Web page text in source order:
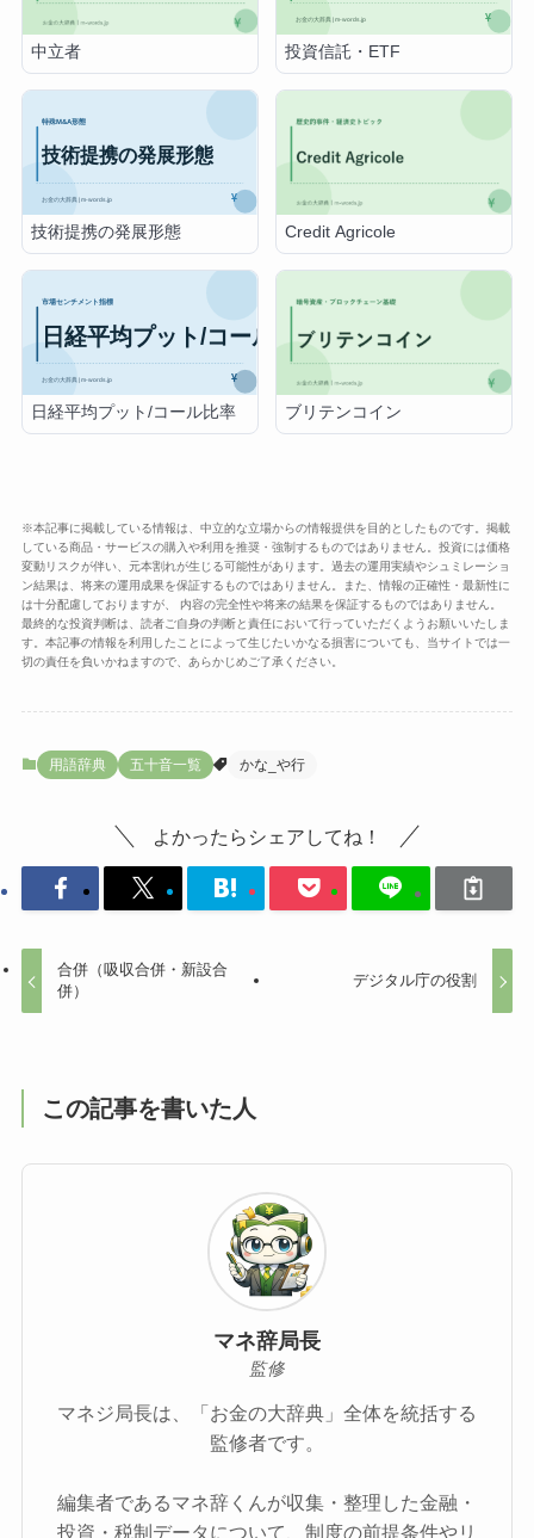
中立者 投資信託・ETF
技術提携の発展形態 Credit Agricole
日経平均プット/コール比率 ブリテンコイン
※本記事に掲載している情報は、中立的な立場からの情報提供を目的としたものです。掲載
している商品・サービスの購入や利用を推奨・強制するものではありません。投資には価格
変動リスクが伴い、元本割れが生じる可能性があります。過去の運用実績やシュミレーショ
ン結果は、将来の運用成果を保証するものではありません。また、情報の正確性・最新性に
は十分配慮しておりますが、 内容の完全性や将来の結果を保証するものではありません。
最終的な投資判断は、読者ご自身の判断と責任において行っていただくようお願いいたしま
す。本記事の情報を利用したことによって生じたいかなる損害についても、当サイトでは一
切の責任を負いかねますので、あらかじめご了承ください。
用語辞典 五十音一覧 かな_や行
よかったらシェアしてね！
合併（吸収合併・新設合
併）
デジタル庁の役割
この記事を書いた人
マネ辞局長
監修
マネジ局長は、「お金の大辞典」全体を統括する
監修者です。
編集者であるマネ辞くんが収集・整理した金融・
投資・税制データについて、制度の前提条件やリ